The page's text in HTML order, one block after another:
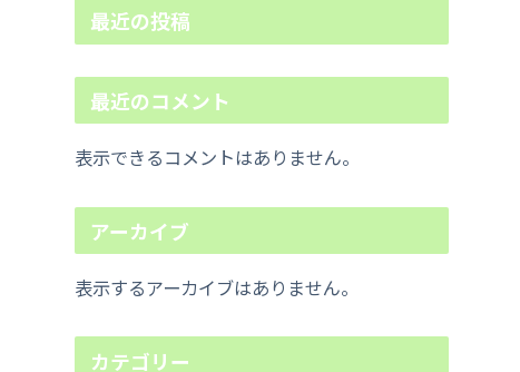
最近の投稿
最近のコメント
表示できるコメントはありません。
アーカイブ
表示するアーカイブはありません。
カテゴリー